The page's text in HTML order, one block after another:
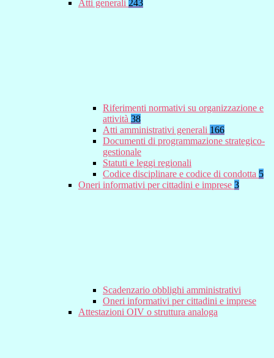
Atti generali 243
Riferimenti normativi su organizzazione e
attività 38
Atti amministrativi generali 166
Documenti di programmazione strategico-
gestionale
Statuti e leggi regionali
Codice disciplinare e codice di condotta 5
Oneri informativi per cittadini e imprese 3
Scadenzario obblighi amministrativi
Oneri informativi per cittadini e imprese
Attestazioni OIV o struttura analoga